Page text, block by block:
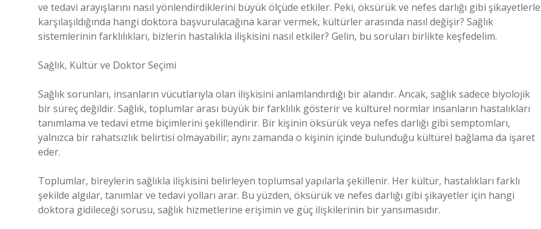
ve tedavi arayışlarını nasıl yönlendirdiklerini büyük ölçüde etkiler. Peki, öksürük ve nefes darlığı gibi şikayetlerle
karşılaşıldığında hangi doktora başvurulacağına karar vermek, kültürler arasında nasıl değişir? Sağlık
sistemlerinin farklılıkları, bizlerin hastalıkla ilişkisini nasıl etkiler? Gelin, bu soruları birlikte keşfedelim.
Sağlık, Kültür ve Doktor Seçimi
Sağlık sorunları, insanların vücutlarıyla olan ilişkisini anlamlandırdığı bir alandır. Ancak, sağlık sadece biyolojik
bir süreç değildir. Sağlık, toplumlar arası büyük bir farklılık gösterir ve kültürel normlar insanların hastalıkları
tanımlama ve tedavi etme biçimlerini şekillendirir. Bir kişinin öksürük veya nefes darlığı gibi semptomları,
yalnızca bir rahatsızlık belirtisi olmayabilir; aynı zamanda o kişinin içinde bulunduğu kültürel bağlama da işaret
eder.
Toplumlar, bireylerin sağlıkla ilişkisini belirleyen toplumsal yapılarla şekillenir. Her kültür, hastalıkları farklı
şekilde algılar, tanımlar ve tedavi yolları arar. Bu yüzden, öksürük ve nefes darlığı gibi şikayetler için hangi
doktora gidileceği sorusu, sağlık hizmetlerine erişimin ve güç ilişkilerinin bir yansımasıdır.